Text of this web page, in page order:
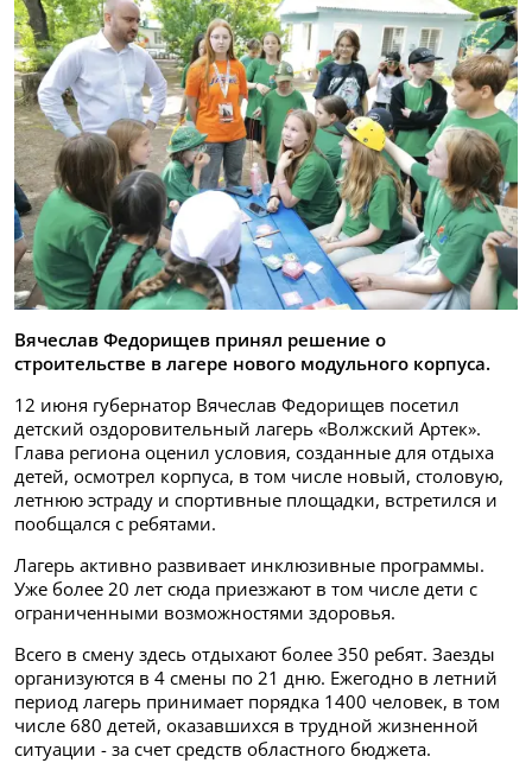
Вячеслав Федорищев принял решение о
строительстве в лагере нового модульного корпуса.
12 июня губернатор Вячеслав Федорищев посетил
детский оздоровительный лагерь «Волжский Артек».
Глава региона оценил условия, созданные для отдыха
детей, осмотрел корпуса, в том числе новый, столовую,
летнюю эстраду и спортивные площадки, встретился и
пообщался с ребятами.
Лагерь активно развивает инклюзивные программы.
Уже более 20 лет сюда приезжают в том числе дети с
ограниченными возможностями здоровья.
Всего в смену здесь отдыхают более 350 ребят. Заезды
организуются в 4 смены по 21 дню. Ежегодно в летний
период лагерь принимает порядка 1400 человек, в том
числе 680 детей, оказавшихся в трудной жизненной
ситуации - за счет средств областного бюджета.